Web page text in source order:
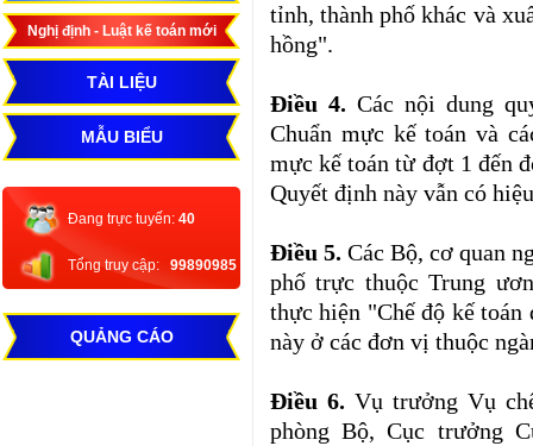
Nghị định - Luật kế toán mới
TÀI LIỆU
MẪU BIỂU
Đang trực tuyến: 40
Tổng truy cập: 99890985
QUẢNG CÁO
tỉnh, thành phố khác và
hồng".
Điều 4. Các nội dung
Chuẩn mực kế toán và
mực kế toán từ đợt 1 đến
Quyết định này vẫn có
Điều 5. Các Bộ, cơ quan
phố trực thuộc Trung
thực hiện "Chế độ kế toán
này ở các đơn vị thuộc
Điều 6.Vụ trưởng Vụ
phòng Bộ, Cục trưởng